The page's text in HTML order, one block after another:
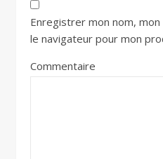
Enregistrer mon nom,
le navigateur pour mon
Commentaire